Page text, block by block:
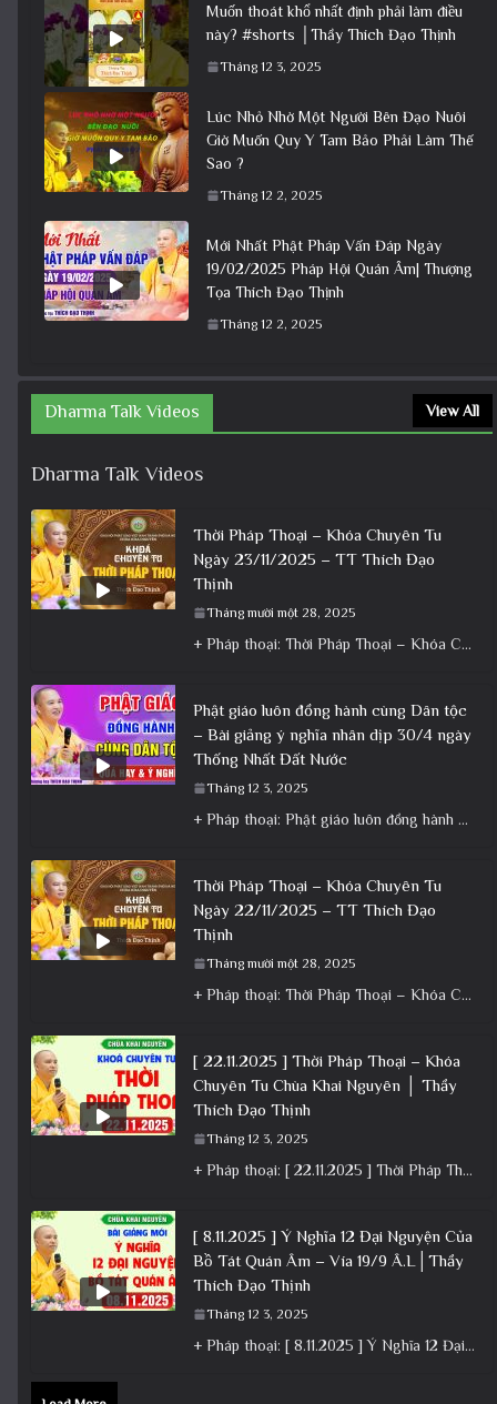
Muốn thoát khổ nhất định phải làm điều
này? #shorts │Thầy Thích Đạo Thịnh
Tháng 12 3, 2025
Lúc Nhỏ Nhờ Một Người Bên Đạo Nuôi
Giờ Muốn Quy Y Tam Bảo Phải Làm Thế
Sao ?
Tháng 12 2, 2025
Mới Nhất Phật Pháp Vấn Đáp Ngày
19/02/2025 Pháp Hội Quán Âm| Thượng
Tọa Thích Đạo Thịnh
Tháng 12 2, 2025
Dharma Talk Videos View All
Dharma Talk Videos
Thời Pháp Thoại – Khóa Chuyên Tu
Ngày 23/11/2025 – TT Thích Đạo
Thịnh
Tháng mười một 28, 2025
+ Pháp thoại: Thời Pháp Thoại – Khóa Chuyên Tu Ngày 23/11/2025 – TT Thích Đạo Thịnh + Album: Pháp
Phật giáo luôn đồng hành cùng Dân tộc
– Bài giảng ý nghĩa nhân dịp 30/4 ngày
Thống Nhất Đất Nước
Tháng 12 3, 2025
+ Pháp thoại: Phật giáo luôn đồng hành cùng Dân tộc – Bài giảng ý nghĩa nhân dịp 30/4 ngày
Thời Pháp Thoại – Khóa Chuyên Tu
Ngày 22/11/2025 – TT Thích Đạo
Thịnh
Tháng mười một 28, 2025
+ Pháp thoại: Thời Pháp Thoại – Khóa Chuyên Tu Ngày 22/11/2025 – TT Thích Đạo Thịnh + Album: Pháp
[ 22.11.2025 ] Thời Pháp Thoại – Khóa
Chuyên Tu Chùa Khai Nguyên │ Thầy
Thích Đạo Thịnh
Tháng 12 3, 2025
+ Pháp thoại: [ 22.11.2025 ] Thời Pháp Thoại – Khóa Chuyên Tu Chùa Khai Nguyên │ Thầy Thích Đạo
[ 8.11.2025 ] Ý Nghĩa 12 Đại Nguyện Của
Bồ Tát Quán Âm – Vía 19/9 Â.L│Thầy
Thích Đạo Thịnh
Tháng 12 3, 2025
+ Pháp thoại: [ 8.11.2025 ] Ý Nghĩa 12 Đại Nguyện Của Bồ Tát Quán Âm – Vía 19/9 Â.L│Thầy